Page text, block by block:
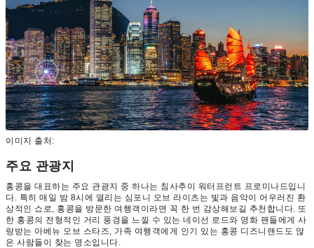
이미지 출처:
주요 관광지
홍콩을 대표하는 주요 관광지 중 하나는 침사추이 워터프런트 프로미나드입니
다. 특히 매일 밤 8시에 열리는 심포니 오브 라이츠는 빛과 음악이 어우러진 환
상적인 쇼로, 홍콩을 방문한 여행객이라면 꼭 한 번 감상해보길 추천합니다. 또
한 홍콩의 전형적인 거리 풍경을 느낄 수 있는 네이선 로드와 영화 팬들에게 사
랑받는 아베뉴 오브 스타즈, 가족 여행객에게 인기 있는 홍콩 디즈니랜드도 많
은 사람들이 찾는 명소입니다.